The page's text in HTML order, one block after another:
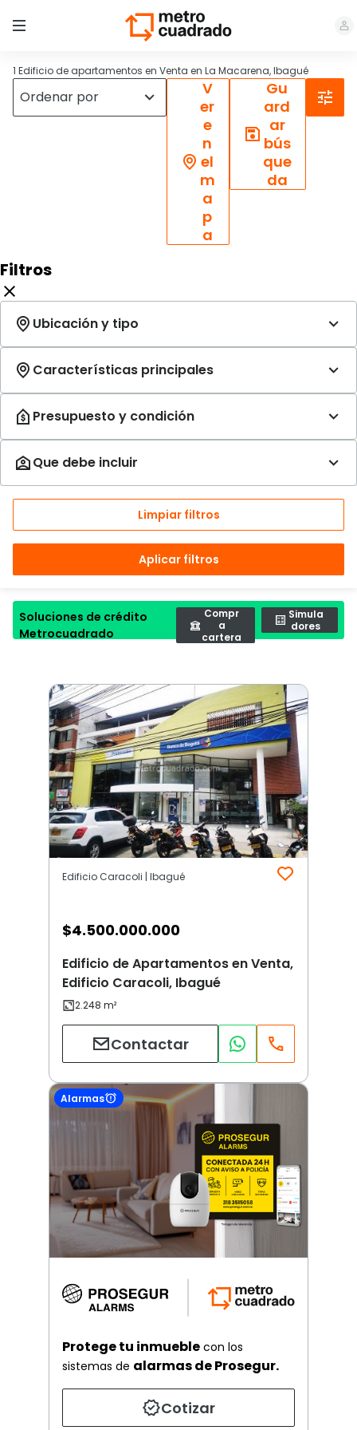
1 Edificio de apartamentos en Venta en La Macarena, Ibagué
V
er
e
n
el
m
a
p
a
Gu
ard
ar
bús
que
da
Filtros
Limpiar filtros
Aplicar filtros
Soluciones de crédito
Metrocuadrado
Compr
a
cartera
Simula
dores
Edificio Caracoli | Ibagué
$4.500.000.000
Edificio de Apartamentos en Venta,
Edificio Caracoli, Ibagué
Contactar
Alarmas
Protege tu inmueble con los
sistemas de alarmas de Prosegur.
Cotizar